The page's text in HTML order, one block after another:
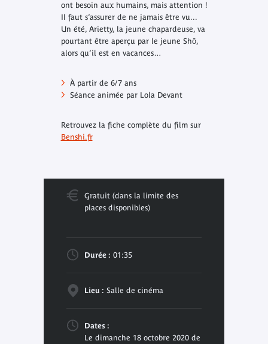
ont besoin aux humains, mais attention !
Il faut s’assurer de ne jamais être vu...
Un été, Arietty, la jeune chapardeuse, va
pourtant être aperçu par le jeune Shō,
alors qu’il est en vacances…
À partir de 6/7 ans
Séance animée par Lola Devant
Retrouvez la fiche complète du film sur
Benshi.fr
Gratuit (dans la limite des
places disponibles)
Durée : 01:35
Lieu : Salle de cinéma
Dates :
Le dimanche 18 octobre 2020 de